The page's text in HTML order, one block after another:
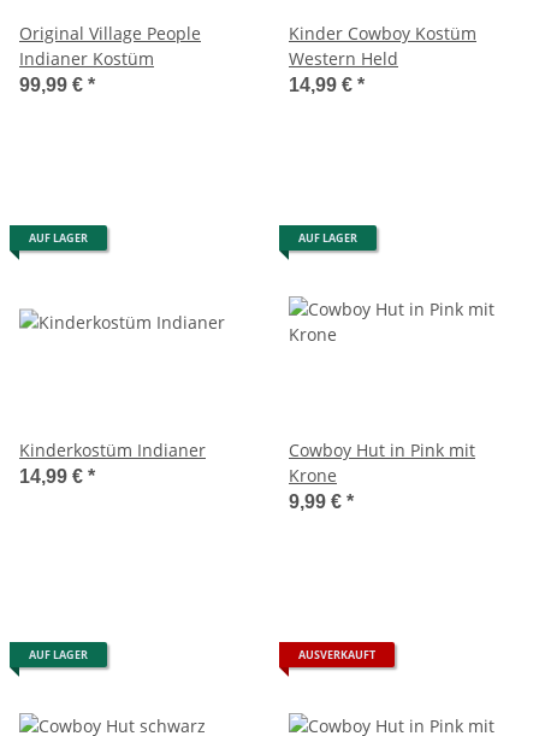
Original Village People
Indianer Kostüm
99,99 € *
Kinder Cowboy Kostüm
Western Held
14,99 € *
AUF LAGER
Kinderkostüm Indianer
14,99 € *
AUF LAGER
Cowboy Hut in Pink mit
Krone
9,99 € *
AUF LAGER AUSVERKAUFT